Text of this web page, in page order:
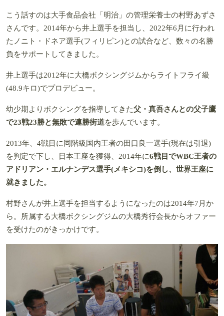
こう話すのは大手食品会社「明治」の管理栄養士の村野あずさ
さんです。2014年から井上選手を担当し、2022年6月に行われ
たノニト・ドネア選手(フィリピン)との試合など、数々の名勝
負をサポートしてきました。
井上選手は2012年に大橋ボクシングジムからライトフライ級
(48.9キロ)でプロデビュー。
幼少期よりボクシングを指導してきた父・真吾さんとの父子鷹
で23戦23勝と無敗で連勝街道を歩んでいます。
2013年、4戦目に同階級国内王者の田口良一選手(現在は引退)
を判定で下し、日本王座を獲得、2014年に6戦目でWBC王者の
アドリアン・エルナンデス選手(メキシコ)を倒し、世界王座に
就きました。
村野さんが井上選手を担当するようになったのは2014年7月か
ら。所属する大橋ボクシングジムの大橋秀行会長からオファー
を受けたのがきっかけです。